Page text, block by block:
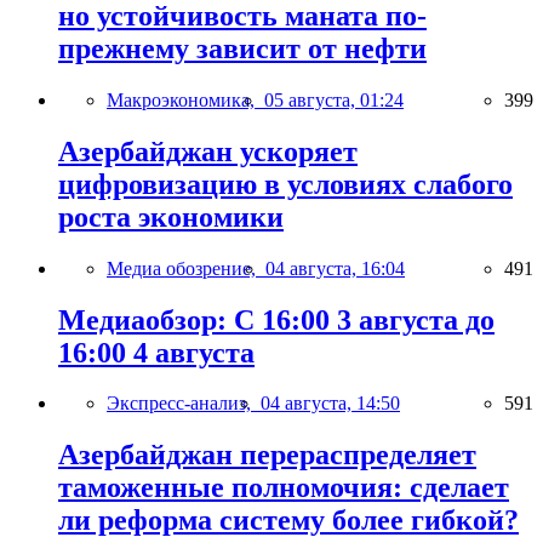
но устойчивость маната по-
прежнему зависит от нефти
Макроэкономика, 05 августа, 01:24 399
Азербайджан ускоряет
цифровизацию в условиях слабого
роста экономики
Медиа обозрение, 04 августа, 16:04 491
Медиаобзор: С 16:00 3 августа до
16:00 4 августа
Экспресс-анализ, 04 августа, 14:50 591
Азербайджан перераспределяет
таможенные полномочия: сделает
ли реформа систему более гибкой?